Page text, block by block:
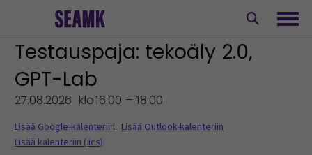
Testauspaja: tekoäly 2.0,
GPT-Lab
27.08.2026 klo16:00 – 18:00
Lisää Google-kalenteriin
Lisää Outlook-kalenteriin
Lisää kalenteriin (.ics)